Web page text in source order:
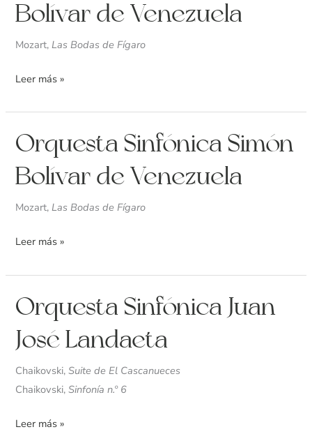
Bolívar de Venezuela
Mozart,Las Bodas de Fígaro
Simón
de
Leer más »
Orquesta Sinfónica Simón
Bolívar de Venezuela
Mozart,Las Bodas de Fígaro
Orquesta
Sinfónica
Simón
de
Leer más »
Orquesta Sinfónica Juan
José Landaeta
Chaikovski,Suite de El Cascanueces
Chaikovski,Sinfonía n.º 6
Orquesta
Sinfónica
Juan
Landaeta
Leer más »